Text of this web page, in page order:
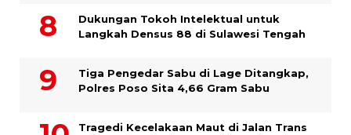
Dukungan Tokoh Intelektual untuk
Langkah Densus 88 di Sulawesi Tengah
Tiga Pengedar Sabu di Lage Ditangkap,
Polres Poso Sita 4,66 Gram Sabu
Tragedi Kecelakaan Maut di Jalan Trans